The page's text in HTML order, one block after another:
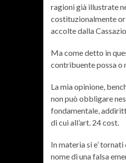
ragioni già illustrate
costituzionalmente
accolte dalla
Ma come detto in
contribuente possa o
La mia opinione,
non può obbligare
fondamentale,
di cui all’art. 24 cost.
In materia si e’
nome di una falsa